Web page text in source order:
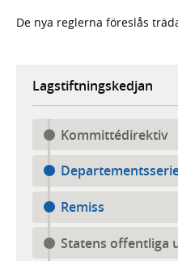
De nya reglerna föreslås
Lagstiftningskedjan
Kommittédirektiv
Remiss
Statens offentliga